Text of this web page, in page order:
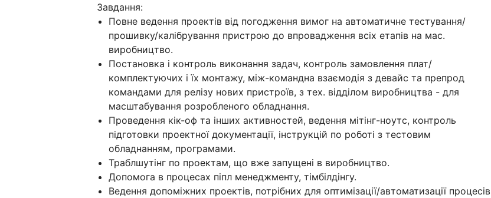
Завдання:
Повне ведення проектів від погодження вимог на автоматичне тестування/
прошивку/калібрування пристрою до впровадження всіх етапів на мас.
виробництво.
Постановка і контроль виконання задач, контроль замовлення плат/
комплектуючих і їх монтажу, між-командна взаємодія з девайс та препрод
командами для релізу нових пристроїв, з тех. відділом виробництва - для
масштабування розробленого обладнання.
Проведення кік-оф та інших активностей, ведення мітінг-ноутс, контроль
підготовки проектної документації, інструкцій по роботі з тестовим
обладнанням, програмами.
Траблшутінг по проектам, що вже запущені в виробництво.
Допомога в процесах піпл менеджменту, тімбілдінгу.
Ведення допоміжних проектів, потрібних для оптимізації/автоматизації процесів